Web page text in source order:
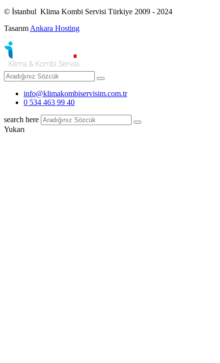
© İstanbul Klima Kombi Servisi Türkiye 2009 - 2024
Tasarım Ankara Hosting
info@klimakombiservisim.com.tr
0 534 463 99 40
search here
Yukarı